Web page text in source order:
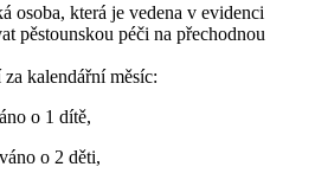
osoba, která je vedena v evidenci
pěstounskou péči na přechodnou
kalendářní měsíc:
o 1 dítě,
o 2 děti,